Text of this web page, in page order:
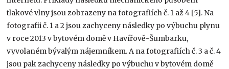
tlakové vlny jsou zobrazeny na fotografiích č. 1 až 4 [5]. Na
fotografii č. 1 a 2 jsou zachyceny následky po výbuchu plynu
v roce 2013 v bytovém domě v Havířově-Šumbarku,
vyvolaném bývalým nájemníkem. A na fotografiích č. 3 a č. 4
jsou pak zachyceny následky po výbuchu v bytovém domě